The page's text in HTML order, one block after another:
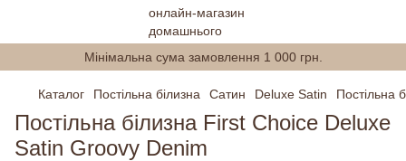
Мінімальна сума замовлення 1 000 грн.
Каталог Постільна білизна Сатин Deluxe Satin Постільна
Постільна білизна First Choice Deluxe
Satin Groovy Denim